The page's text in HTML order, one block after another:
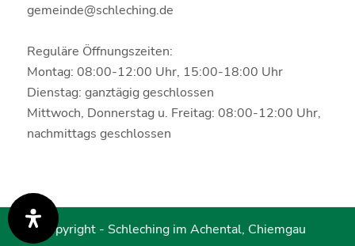
gemeinde@schleching.de
Reguläre Öffnungszeiten:
Montag: 08:00-12:00 Uhr, 15:00-18:00 Uhr
Dienstag: ganztägig geschlossen
Mittwoch, Donnerstag u. Freitag: 08:00-12:00 Uhr,
nachmittags geschlossen
© Copyright - Schleching im Achental, Chiemgau